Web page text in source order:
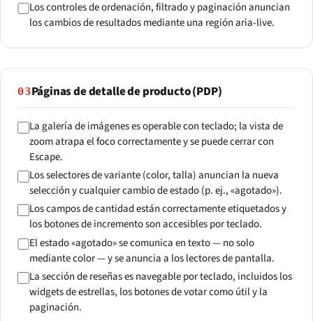
Los controles de ordenación, filtrado y paginación anuncian
los cambios de resultados mediante una región aria-live.
03Páginas de detalle de producto (PDP)
La galería de imágenes es operable con teclado; la vista de
zoom atrapa el foco correctamente y se puede cerrar con
Escape.
Los selectores de variante (color, talla) anuncian la nueva
selección y cualquier cambio de estado (p. ej., «agotado»).
Los campos de cantidad están correctamente etiquetados y
los botones de incremento son accesibles por teclado.
El estado «agotado» se comunica en texto — no solo
mediante color — y se anuncia a los lectores de pantalla.
La sección de reseñas es navegable por teclado, incluidos los
widgets de estrellas, los botones de votar como útil y la
paginación.